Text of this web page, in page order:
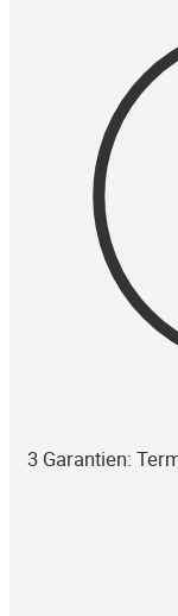
3 Garantien: